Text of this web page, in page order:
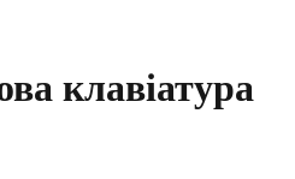
клавіатура